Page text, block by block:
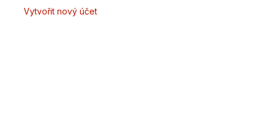
Vytvořit nový účet